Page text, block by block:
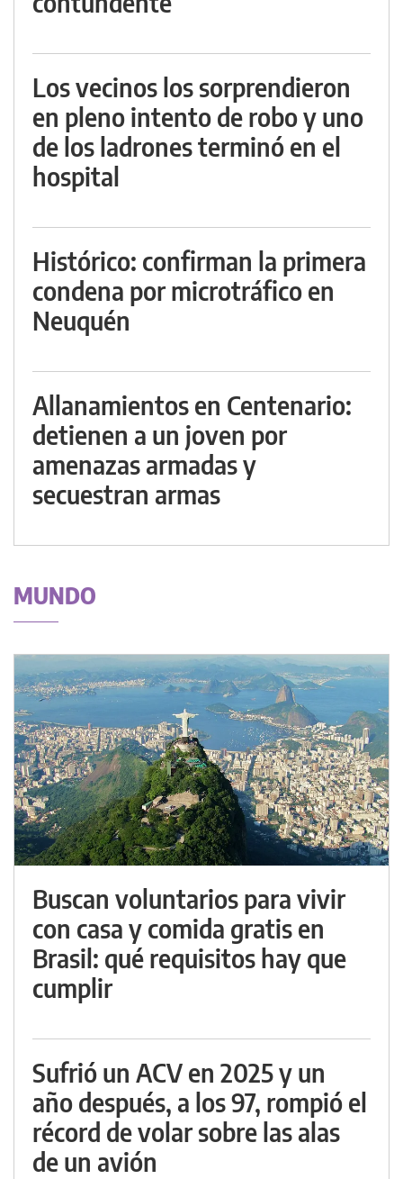
Los vecinos los sorprendieron
en pleno intento de robo y uno
de los ladrones terminó en el
hospital
Histórico: confirman la primera
condena por microtráfico en
Neuquén
Allanamientos en Centenario:
detienen a un joven por
amenazas armadas y
secuestran armas
MUNDO
Buscan voluntarios para vivir
con casa y comida gratis en
Brasil: qué requisitos hay que
cumplir
Sufrió un ACV en 2025 y un
año después, a los 97, rompió el
récord de volar sobre las alas
de un avión